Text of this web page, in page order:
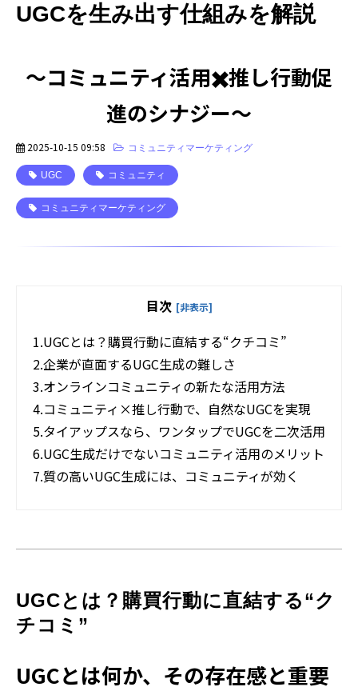
UGCを生み出す仕組みを解説
〜コミュニティ活用✖️推し行動促
進のシナジー〜
2025-10-15 09:58 コミュニティマーケティング
UGC コミュニティ
コミュニティマーケティング
目次 [非表示]
1.UGCとは？購買行動に直結する“クチコミ”
2.企業が直面するUGC生成の難しさ
3.オンラインコミュニティの新たな活用方法
4.コミュニティ×推し行動で、自然なUGCを実現
5.タイアップスなら、ワンタップでUGCを二次活用
6.UGC生成だけでないコミュニティ活用のメリット
7.質の高いUGC生成には、コミュニティが効く
UGCとは？購買行動に直結する“ク
チコミ”
UGCとは何か、その存在感と重要